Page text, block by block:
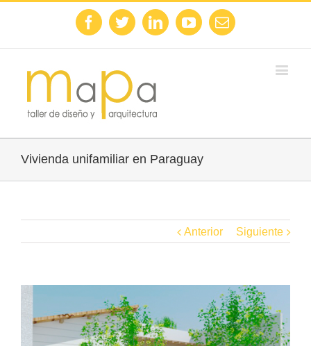
FacebookTwitterLinkedinYoutubeEmail
Vivienda unifamiliar en Paraguay
Anterior Siguiente